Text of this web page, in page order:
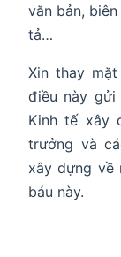
văn bản,
tả…
Xin thay
điều này gửi
Kinh tế xây
trưởng và
xây dựng về
báu này.